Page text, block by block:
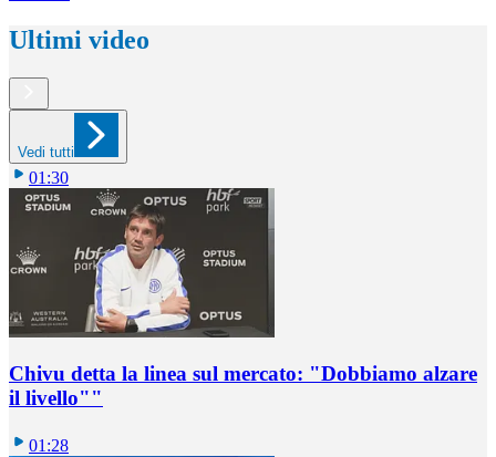
Ultimi video
Vedi tutti
01:30
Chivu detta la linea sul mercato: "Dobbiamo alzare
il livello""
01:28